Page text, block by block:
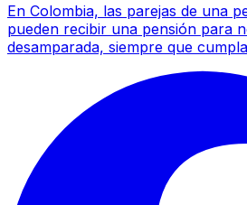
En Colombia, las parejas de una
pueden recibir una pensión para
desamparada, siempre que